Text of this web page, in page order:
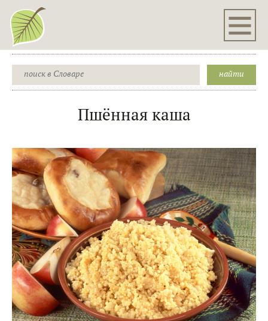
Пшённая каша